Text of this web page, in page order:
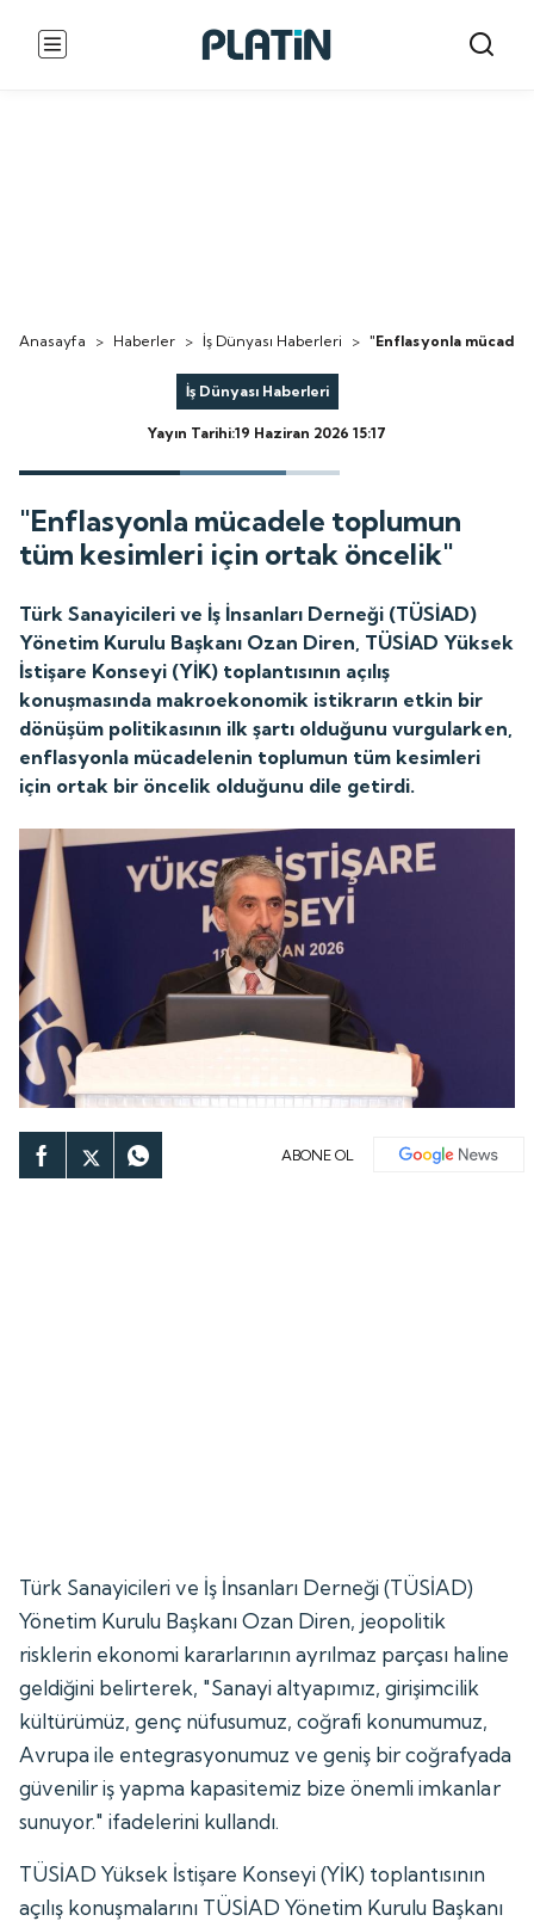
Anasayfa > Haberler > İş Dünyası Haberleri > "Enflasyonla
İş Dünyası Haberleri
Yayın Tarihi:19 Haziran 2026 15:17
"Enflasyonla mücadele toplumun
tüm kesimleri için ortak öncelik"
Türk Sanayicileri ve İş İnsanları Derneği (TÜSİAD)
Yönetim Kurulu Başkanı Ozan Diren, TÜSİAD Yüksek
İstişare Konseyi (YİK) toplantısının açılış
konuşmasında makroekonomik istikrarın etkin bir
dönüşüm politikasının ilk şartı olduğunu vurgularken,
enflasyonla mücadelenin toplumun tüm kesimleri
için ortak bir öncelik olduğunu dile getirdi.
ABONE OL
Türk Sanayicileri ve İş İnsanları Derneği (TÜSİAD)
Yönetim Kurulu Başkanı Ozan Diren, jeopolitik
risklerin ekonomi kararlarının ayrılmaz parçası haline
geldiğini belirterek, "Sanayi altyapımız, girişimcilik
kültürümüz, genç nüfusumuz, coğrafi konumumuz,
Avrupa ile entegrasyonumuz ve geniş bir coğrafyada
güvenilir iş yapma kapasitemiz bize önemli imkanlar
sunuyor." ifadelerini kullandı.
TÜSİAD Yüksek İstişare Konseyi (YİK) toplantısının
açılış konuşmalarını TÜSİAD Yönetim Kurulu Başkanı